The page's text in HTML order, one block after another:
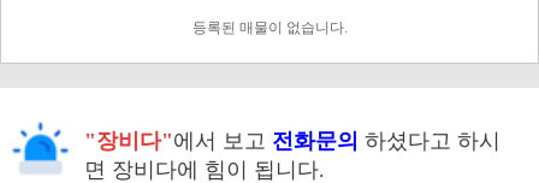
등록된 매물이 없습니다.
"장비다"에서 보고 전화문의 하셨다고 하시
면 장비다에 힘이 됩니다.